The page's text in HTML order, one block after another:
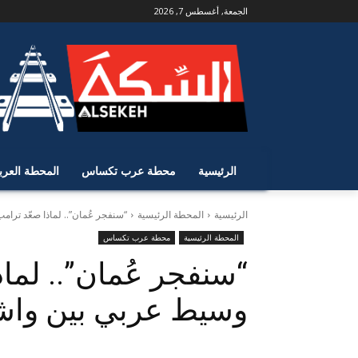
الجمعة, أغسطس 7, 2026
الرئيسية محطة عرب تكساس المحطة
الرئيسية المحطة الرئيسية “سنفجر عُمان”.. لماذا صعّد
المحطة الرئيسية محطة عرب تكساس
“سنفجر عُمان”..
وسيط عربي بين